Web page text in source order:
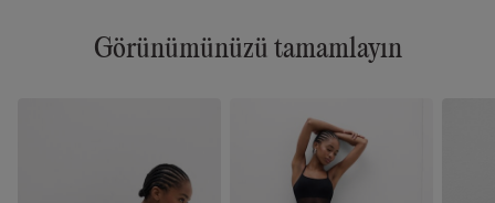
Görünümünüzü tamamlayın